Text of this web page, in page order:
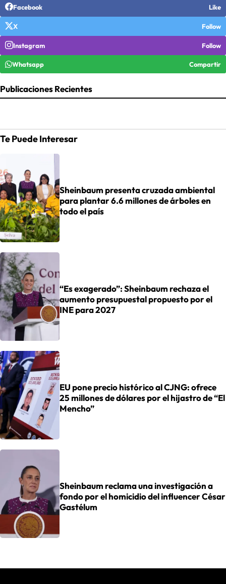
Facebook Like
X Follow
Instagram Follow
Whatsapp Compartir
Publicaciones Recientes
Te Puede Interesar
Sheinbaum presenta cruzada ambiental
para plantar 6.6 millones de árboles en
todo el país
“Es exagerado”: Sheinbaum rechaza el
aumento presupuestal propuesto por el
INE para 2027
EU pone precio histórico al CJNG: ofrece
25 millones de dólares por el hijastro de “El
Mencho”
Sheinbaum reclama una investigación a
fondo por el homicidio del influencer César
Gastélum